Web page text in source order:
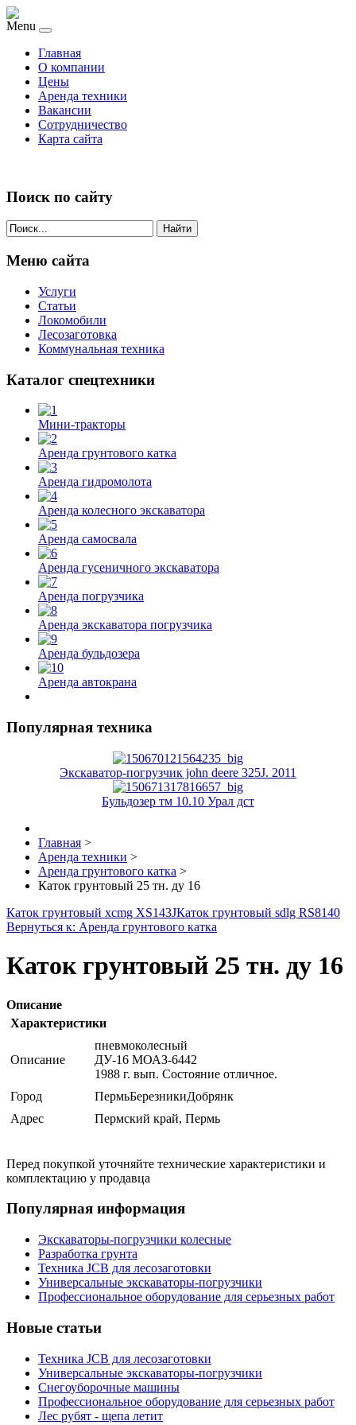
Menu
Главная
О компании
Цены
Аренда техники
Вакансии
Сотрудничество
Карта сайта
Поиск по сайту
Найти
Меню сайта
Услуги
Статьи
Локомобили
Лесозаготовка
Коммунальная техника
Каталог спецтехники
Мини-тракторы
Аренда грунтового катка
Аренда гидромолота
Аренда колесного экскаватора
Аренда самосвала
Аренда гусеничного экскаватора
Аренда погрузчика
Аренда экскаватора погрузчика
Аренда бульдозера
Аренда автокрана
Популярная техника
Экскаватор-погрузчик john deere 325J. 2011
Бульдозер тм 10.10 Урал дст
Главная >
Аренда техники >
Аренда грунтового катка >
Каток грунтовый 25 тн. ду 16
Каток грунтовый xcmg XS143JКаток грунтовый sdlg RS8140
Вернуться к: Аренда грунтового катка
Каток грунтовый 25 тн. ду 16
Описание
Характеристики
Описание
пневмоколесный
ДУ-16 МОАЗ-6442
1988 г. вып. Состояние отличное.
Город
ПермьБерезникиДобрянк
Адрес
Пермский край, Пермь
Перед покупкой уточняйте технические характеристики и
комплектацию у продавца
Популярная информация
Экскаваторы-погрузчики колесные
Разработка грунта
Техника JCB для лесозаготовки
Универсальные экскаваторы-погрузчики
Профессиональное оборудование для серьезных работ
Новые статьи
Техника JCB для лесозаготовки
Универсальные экскаваторы-погрузчики
Снегоуборочные машины
Профессиональное оборудование для серьезных работ
Лес рубят - щепа летит